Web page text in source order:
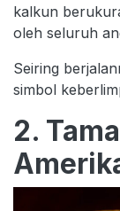
kalkun
oleh seluruh
Seiring
simbol
2.